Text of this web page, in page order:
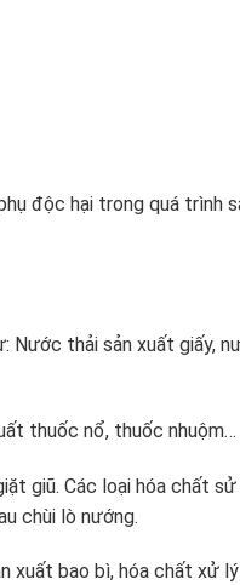
độc hại trong quá trình
Nước thải sản xuất giấy,
thuốc nổ, thuốc nhuộm…
giũ. Các loại hóa chất sử
chùi lò nướng.
xuất bao bì, hóa chất xử lý